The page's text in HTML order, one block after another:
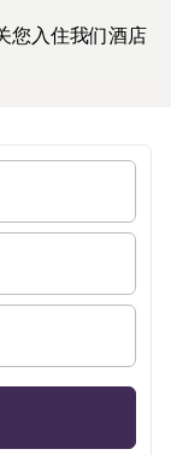
您入住我们酒店